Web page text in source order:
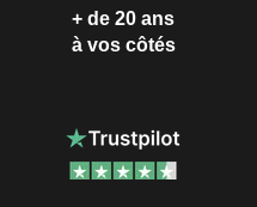
+ de 20 ans
à vos côtés